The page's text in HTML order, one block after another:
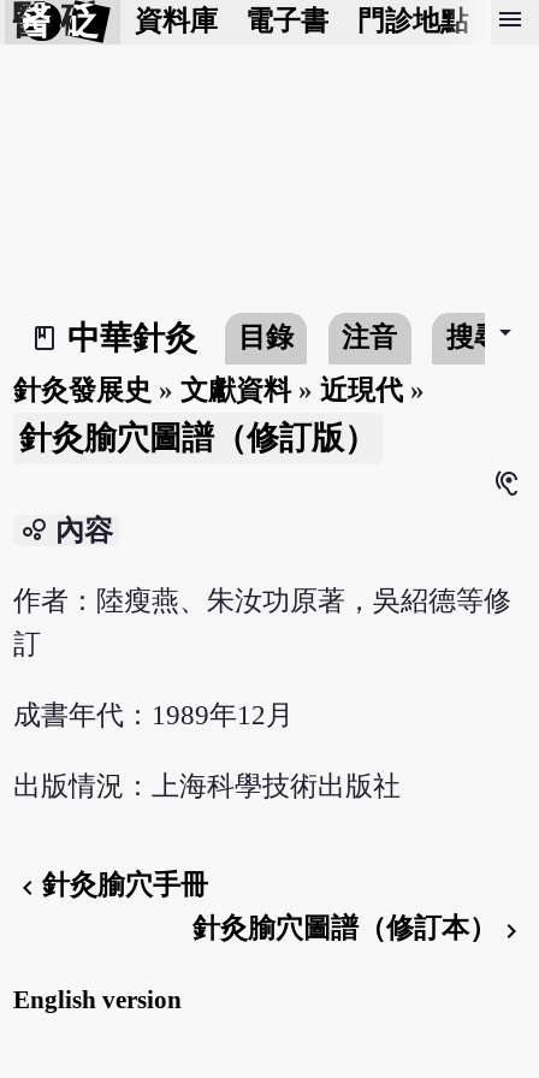
醫 砭 資料庫 電子書 門診地點 預
menu
book_2
中華針灸 目錄 注音 搜尋arrow_drop_down
針灸發展史 »文獻資料»近現代 »
針灸腧穴圖譜（修訂版）
hearing
bubble_chart 內容
作者：陸瘦燕、朱汝功原著，吳紹德等修
訂
成書年代：1989年12月
出版情況：上海科學技術出版社
chevron_left針灸腧穴手冊
針灸腧穴圖譜（修訂本）
chevron_right
English version